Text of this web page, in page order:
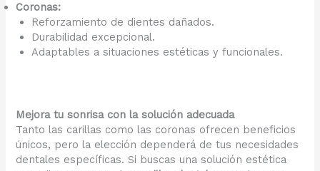
Coronas:
Reforzamiento de dientes dañados.
Durabilidad excepcional.
Adaptables a situaciones estéticas y funcionales.
Mejora tu sonrisa con la solución adecuada
Tanto las carillas como las coronas ofrecen beneficios
únicos, pero la elección dependerá de tus necesidades
dentales específicas. Si buscas una solución estética